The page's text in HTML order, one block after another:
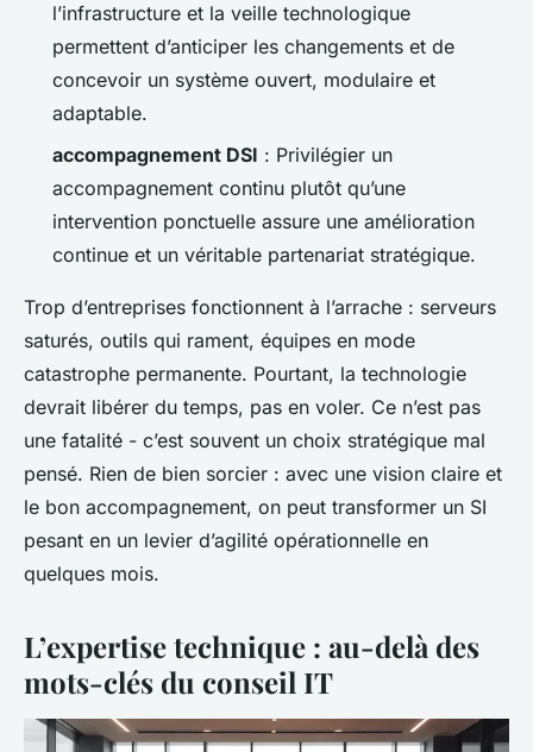
l’infrastructure et la veille technologique
permettent d’anticiper les changements et de
concevoir un système ouvert, modulaire et
adaptable.
accompagnement DSI : Privilégier un
accompagnement continu plutôt qu’une
intervention ponctuelle assure une amélioration
continue et un véritable partenariat stratégique.
Trop d’entreprises fonctionnent à l’arrache : serveurs
saturés, outils qui rament, équipes en mode
catastrophe permanente. Pourtant, la technologie
devrait libérer du temps, pas en voler. Ce n’est pas
une fatalité - c’est souvent un choix stratégique mal
pensé. Rien de bien sorcier : avec une vision claire et
le bon accompagnement, on peut transformer un SI
pesant en un levier d’agilité opérationnelle en
quelques mois.
L’expertise technique : au-delà des
mots-clés du conseil IT